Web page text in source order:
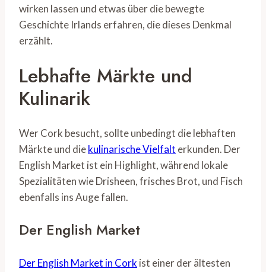
wirken lassen und etwas über die bewegte
Geschichte Irlands erfahren, die dieses Denkmal
erzählt.
Lebhafte Märkte und
Kulinarik
Wer Cork besucht, sollte unbedingt die lebhaften
Märkte und diekulinarische Vielfalt erkunden. Der
English Market ist ein Highlight, während lokale
Spezialitäten wie Drisheen, frisches Brot, und Fisch
ebenfalls ins Auge fallen.
Der English Market
Der English Market in Cork ist einer der ältesten